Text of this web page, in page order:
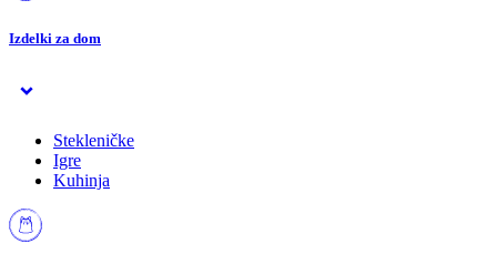
Izdelki za dom
Stekleničke
Igre
Kuhinja